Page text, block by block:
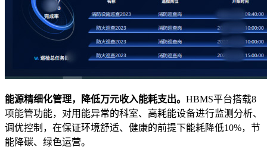
能源精细化管理，降低万元收入能耗支出。 HBMS平台搭载8
项能管功能，对用能异常的科室、高耗能设备进行监测分析、
调优控制，在保证环境舒适、健康的前提下能耗降低10%，节
能降碳、绿色运营。